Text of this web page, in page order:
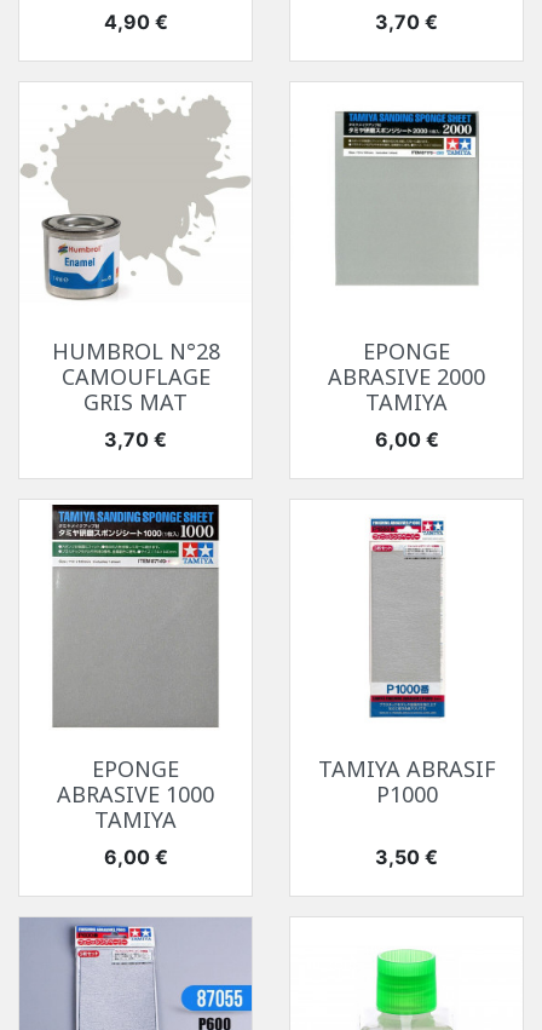
Prix
4,90 € Prix
3,70 €
HUMBROL N°28
CAMOUFLAGE
GRIS MAT
Prix
3,70 €
EPONGE
ABRASIVE 2000
TAMIYA
Prix
6,00 €
EPONGE
ABRASIVE 1000
TAMIYA
Prix
6,00 €
TAMIYA ABRASIF
P1000
Prix
3,50 €